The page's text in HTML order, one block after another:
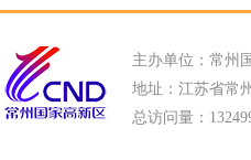
主办单位：常州
地址：江苏省常
总访问量：